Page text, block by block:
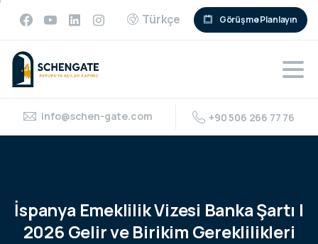
Türkçe Görüşme Planlayın
info@schen-gate.com +90 506 266 77 76
İspanya EmeklilikVizesi BankaŞartı |
2026 GelirveBirikim Gereklilikleri